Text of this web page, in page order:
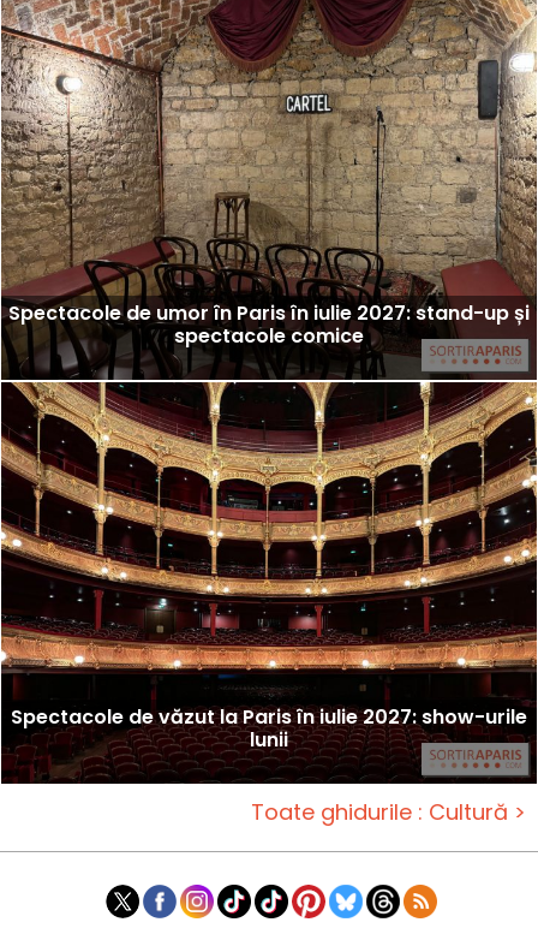
Spectacole de umor în Paris în iulie 2027: stand-up și
spectacole comice
Spectacole de văzut la Paris în iulie 2027: show-urile
lunii
Toate ghidurile : Cultură >